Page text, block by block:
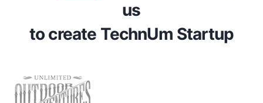
us
to create TechnUm Startup